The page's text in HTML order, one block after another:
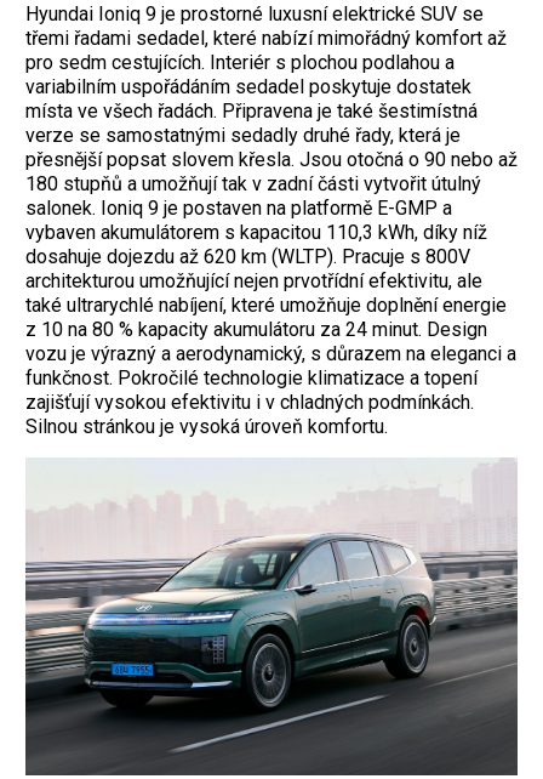
Hyundai Ioniq 9 je prostorné luxusní elektrické SUV se
třemi řadami sedadel, které nabízí mimořádný komfort až
pro sedm cestujících. Interiér s plochou podlahou a
variabilním uspořádáním sedadel poskytuje dostatek
místa ve všech řadách. Připravena je také šestimístná
verze se samostatnými sedadly druhé řady, která je
přesnější popsat slovem křesla. Jsou otočná o 90 nebo až
180 stupňů a umožňují tak v zadní části vytvořit útulný
salonek. Ioniq 9 je postaven na platformě E-GMP a
vybaven akumulátorem s kapacitou 110,3 kWh, díky níž
dosahuje dojezdu až 620 km (WLTP). Pracuje s 800V
architekturou umožňující nejen prvotřídní efektivitu, ale
také ultrarychlé nabíjení, které umožňuje doplnění energie
z 10 na 80 % kapacity akumulátoru za 24 minut. Design
vozu je výrazný a ­aerodynamický, s důrazem na eleganci a
funkčnost. Pokročilé technologie klimatizace a topení
zajišťují vysokou efektivitu i v chladných podmínkách.
Silnou stránkou je vysoká úroveň komfortu.